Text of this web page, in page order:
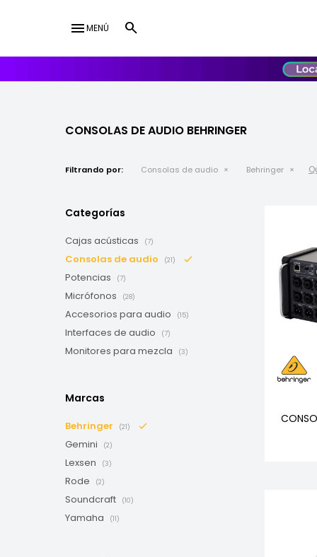
menuMENÚ
CONSOLAS DE AUDIO BEHRINGER
Filtrando por: Consolas de audio Behringer
Categorías
Cajas acústicas (7)
Consolas de audio (21)
Potencias (7)
Micrófonos (28)
Accesorios para audio (15)
Interfaces de audio (7)
Monitores para mezcla (3)
Marcas
Behringer (21)
Gemini (2)
Lexsen (3)
Rode (2)
Soundcraft (10)
Yamaha (11)